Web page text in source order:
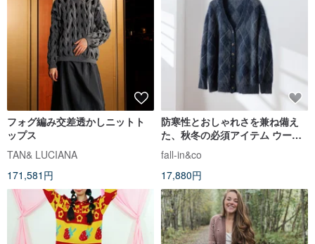
フォグ編み交差透かしニットト
ップス
TAN& LUCIANA
171,581円
防寒性とおしゃれさを兼ね備え
た、秋冬の必須アイテム ウール
とカシミヤ混カーディガン 紺
色 251124-1
fall-in&co
17,880円